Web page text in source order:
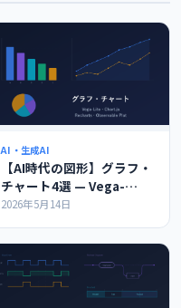
AI・生成AI
【AI時代の図形】グラフ・
チャート4選 — Vega-
Lite・Chart.js・
Plot徹底比較
2026年5月14日